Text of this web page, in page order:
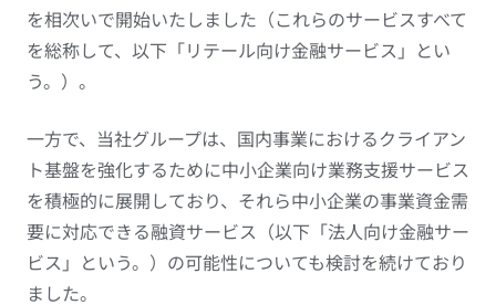
を相次いで開始いたしました（これらのサービスすべて
を総称して、以下「リテール向け金融サービス」とい
う。）。
一方で、当社グループは、国内事業におけるクライアン
ト基盤を強化するために中小企業向け業務支援サービス
を積極的に展開しており、それら中小企業の事業資金需
要に対応できる融資サービス（以下「法人向け金融サー
ビス」という。）の可能性についても検討を続けており
ました。